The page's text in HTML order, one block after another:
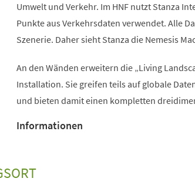
Umwelt und Verkehr. Im HNF nutzt Stanza
Punkte aus Verkehrsdaten verwendet. Alle
Szenerie. Daher sieht Stanza die Nemesis
An den Wänden erweitern die „Living
Installation. Sie greifen teils auf globale
und bieten damit einen kompletten
Informationen